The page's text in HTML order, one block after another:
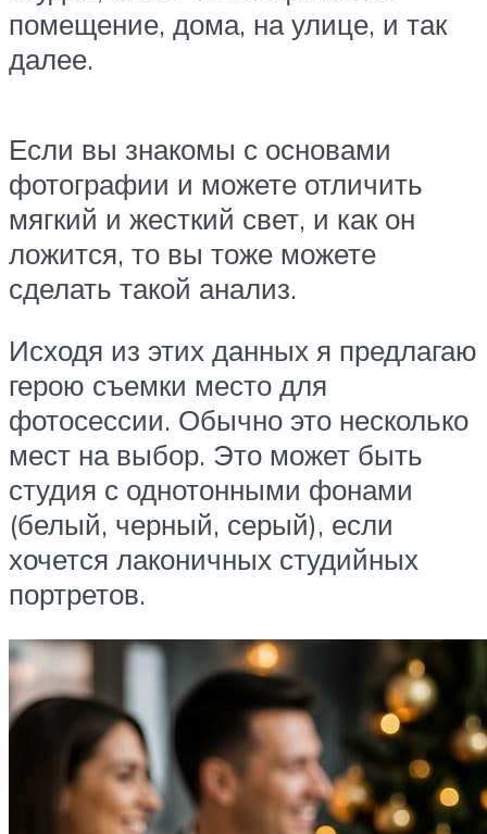
помещение, дома, на улице, и так
далее.
Если вы знакомы с основами
фотографии и можете отличить
мягкий и жесткий свет, и как он
ложится, то вы тоже можете
сделать такой анализ.
Исходя из этих данных я предлагаю
герою съемки место для
фотосессии. Обычно это несколько
мест на выбор. Это может быть
студия с однотонными фонами
(белый, черный, серый), если
хочется лаконичных студийных
портретов.